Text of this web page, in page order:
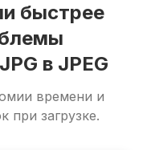
быстрее
в JPEG
времени и
при загрузке.